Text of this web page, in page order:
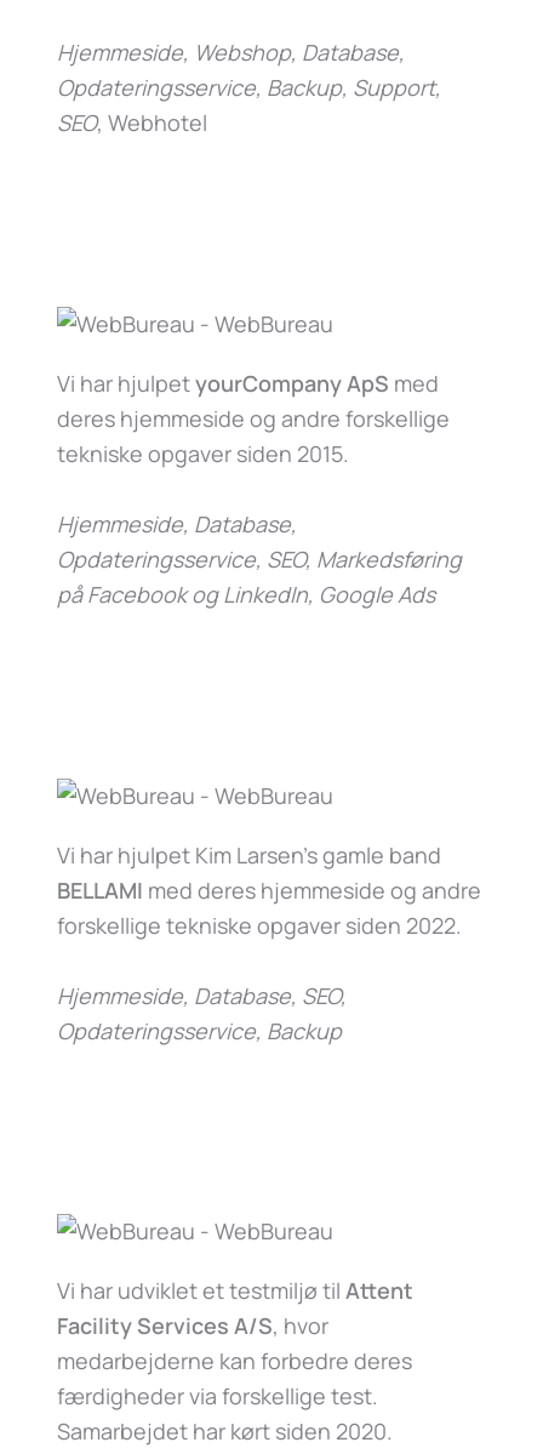
Hjemmeside, Webshop, Database,
Opdateringsservice, Backup, Support,
SEO, Webhotel
Vi har hjulpetyourCompany ApS med
deres hjemmeside og andre forskellige
tekniske opgaver siden 2015.
Hjemmeside, Database,
Opdateringsservice, SEO, Markedsføring
på Facebook og LinkedIn, Google Ads
Vi har hjulpet Kim Larsen’s gamle band
BELLAMI med deres hjemmeside og andre
forskellige tekniske opgaver siden 2022.
Hjemmeside, Database, SEO,
Opdateringsservice, Backup
Vi har udviklet et testmiljø til Attent
Facility Services A/S, hvor
medarbejderne kan forbedre deres
færdigheder via forskellige test.
Samarbejdet har kørt siden 2020.